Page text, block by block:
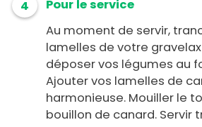
4
Pour le service
Au moment de servir,
lamelles de votre
déposer vos légumes au
Ajouter vos lamelles de
harmonieuse. Mouiller le
bouillon de canard. Servir